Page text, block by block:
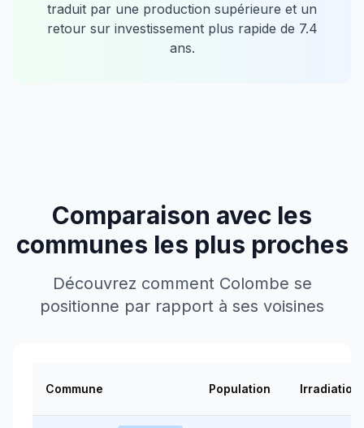
traduit par une production supérieure et un
retour sur investissement plus rapide de 7.4
ans.
Comparaison avec les
communes les plus proches
Découvrez comment Colombe se
positionne par rapport à ses voisines
Commune Population Irradiation